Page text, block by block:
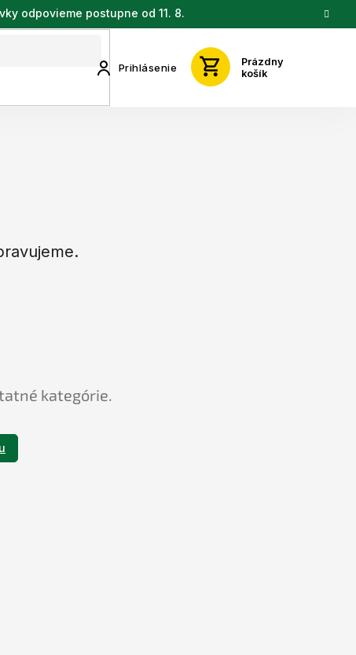
odpovieme postupne od 11. 8.
Prihlásenie
Prázdny
košík
kategórie.